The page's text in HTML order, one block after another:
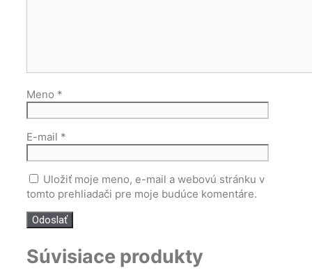
Meno *
E-mail *
Uložiť moje meno, e-mail a webovú stránku v
tomto prehliadači pre moje budúce komentáre.
Súvisiace produkty